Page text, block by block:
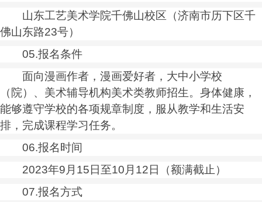
山东工艺美术学院千佛山校区（济南市历下区千
佛山东路23号）
05.报名条件
面向漫画作者，漫画爱好者，大中小学校
（院）、美术辅导机构美术类教师招生。身体健康，
能够遵守学校的各项规章制度，服从教学和生活安
排，完成课程学习任务。
06.报名时间
2023年9月15日至10月12日（额满截止）
07.报名方式